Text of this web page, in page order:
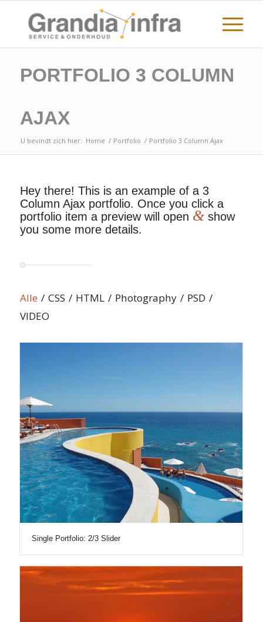
PORTFOLIO 3 COLUMN
AJAX
U bevindt zich hier: Home / Portfolio / Portfolio 3 Column Ajax
Hey there! This is an example of a 3
Column Ajax portfolio. Once you click a
portfolio item a preview will open &show
you some more details.
Alle / CSS / HTML / Photography / PSD /
VIDEO
Single Portfolio: 2/3 Slider